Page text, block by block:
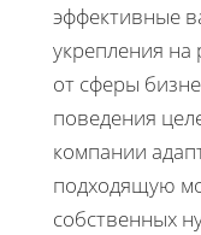
эффективные
укрепления
от сферы
поведения
компании
подходящую
собственных